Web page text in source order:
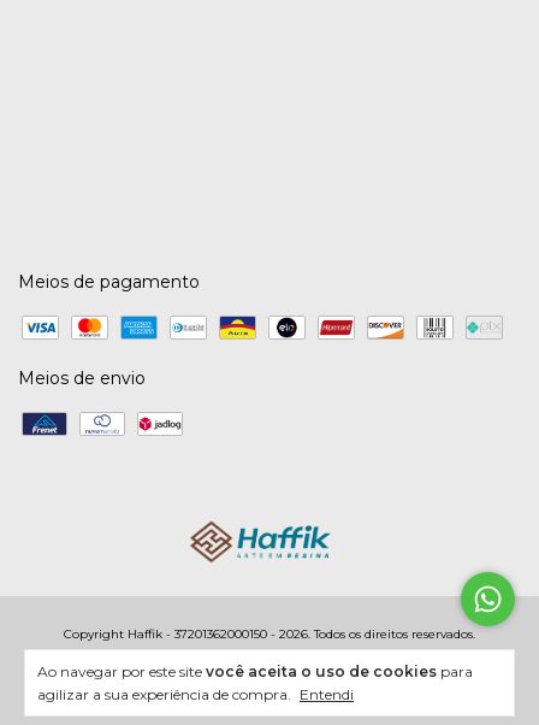
Ao navegar por este site você aceita o uso de cookies para
agilizar a sua experiência de compra. Entendi
Meios de pagamento
Meios de envio
Copyright Haffik - 37201362000150 - 2026. Todos os direitos reservados.